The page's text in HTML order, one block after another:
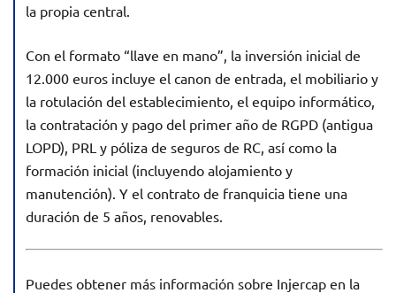
la propia central.
Con el formato “llave en mano”, la inversión inicial de
12.000 euros incluye el canon de entrada, el mobiliario y
la rotulación del establecimiento, el equipo informático,
la contratación y pago del primer año de RGPD (antigua
LOPD), PRL y póliza de seguros de RC, así como la
formación inicial (incluyendo alojamiento y
manutención). Y el contrato de franquicia tiene una
duración de 5 años, renovables.
Puedes obtener más información sobre Injercap en la